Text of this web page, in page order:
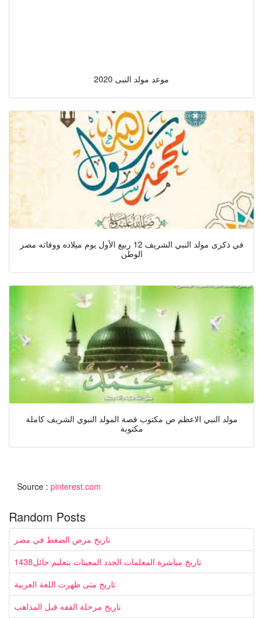
موعد مولد النبى 2020
في ذكرى مولد النبي الشريف 12 ربيع الأول يوم ميلاده ووفاته مصر
الوطن
مولد النبي الاعظم ص مكتوب قصة المولد النبوي الشريف كاملة
مكتوبة
Source : pinterest.com
Random Posts
تاريخ مرض الضغط في مصر
تاريخ مباشرة المعلمات الجدد المعينات بتعليم حائل1438
تاريخ متى ظهرت اللغة العربية
تاريخ مرحلة الففه قبل المذاهب